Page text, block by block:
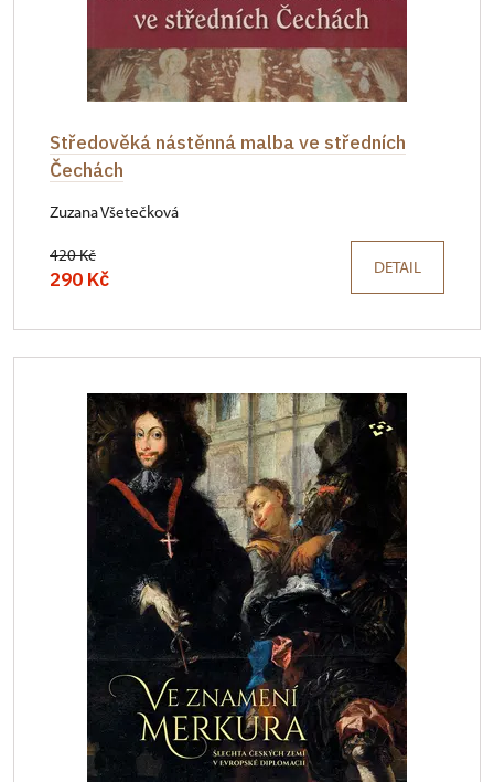
Středověká nástěnná malba ve středních
Čechách
Zuzana Všetečková
420 Kč
290 Kč DETAIL